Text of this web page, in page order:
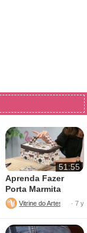
Revista Marileny Ponto Cruz
51:55
Aprenda Fazer
Porta Marmita
Térmica
Vitrine do Artesanato
· 7 y